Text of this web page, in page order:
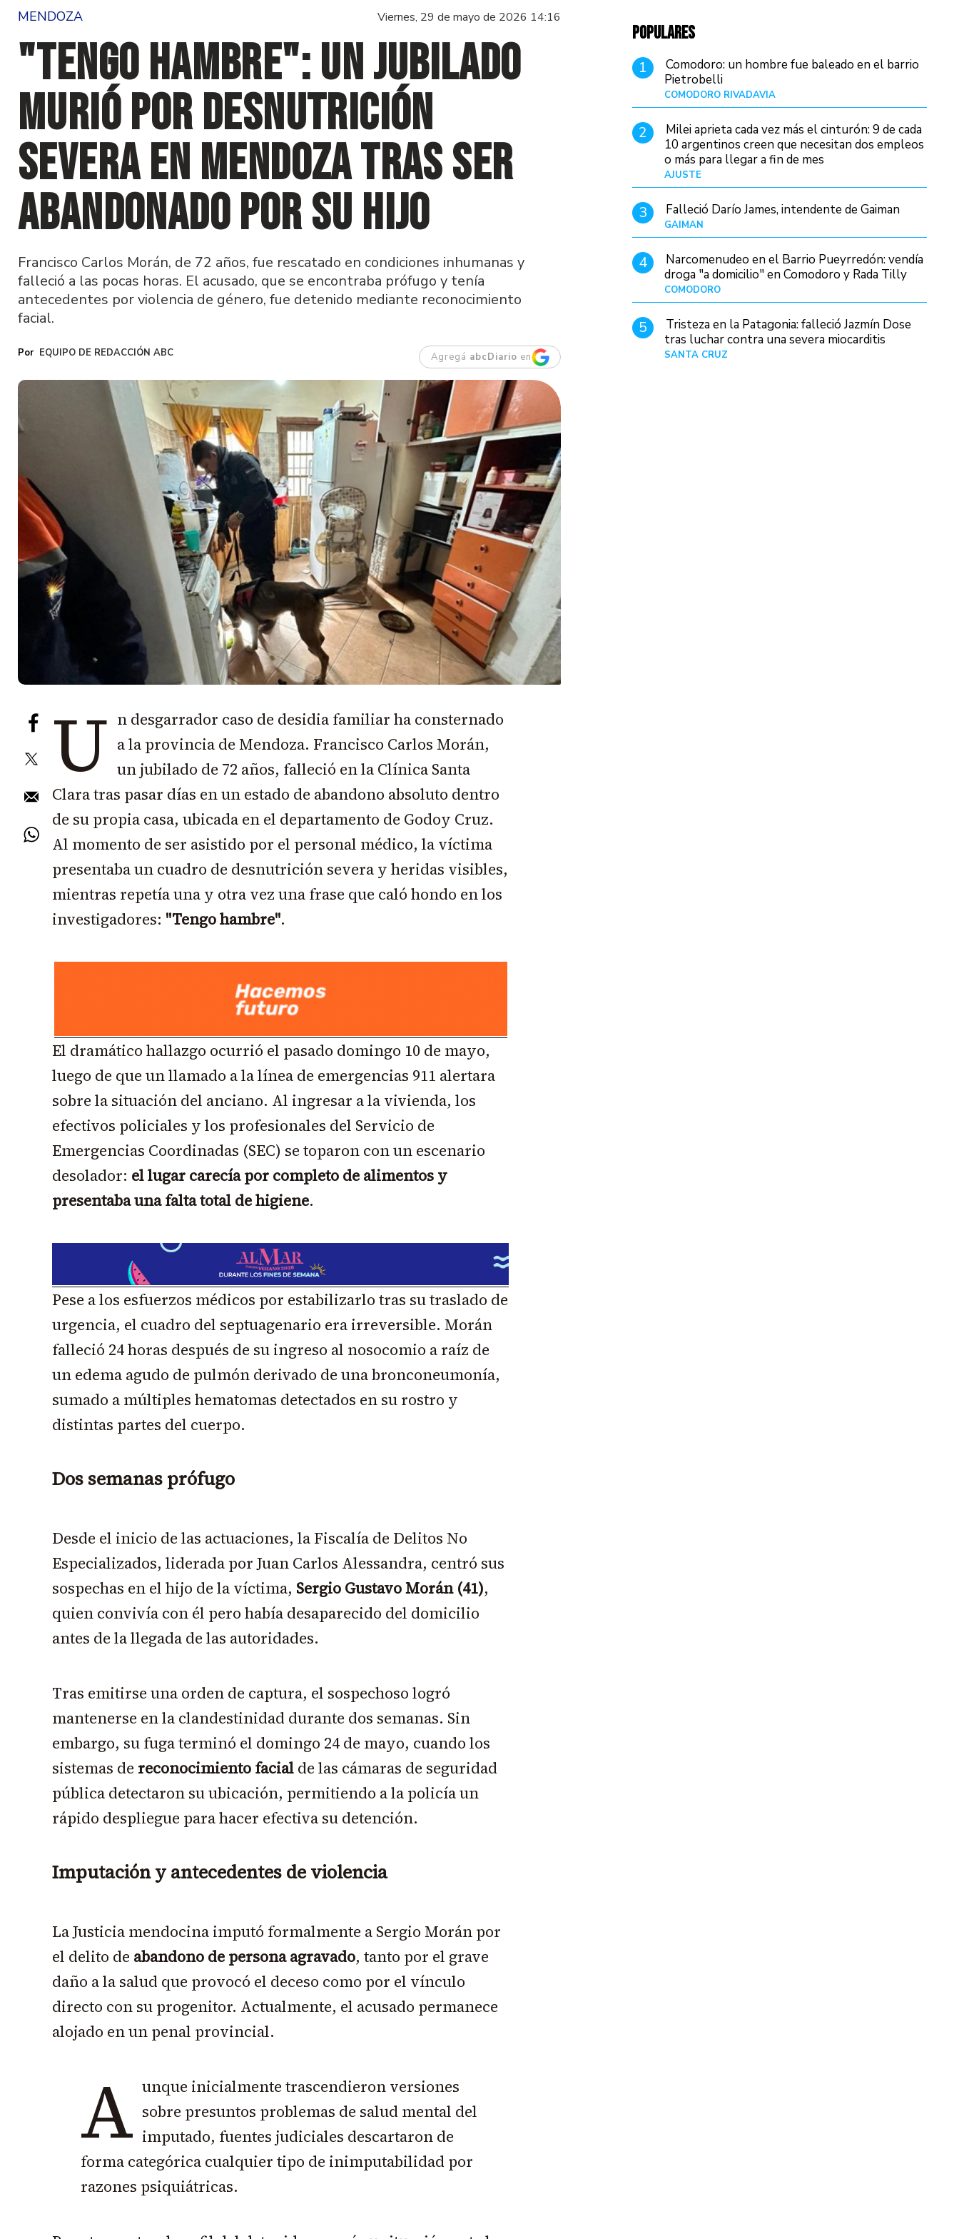
MENDOZA Viernes, 29 de mayo de 2026 14:16
"Tengo hambre": un jubilado
murió por desnutrición
severa en Mendoza tras ser
abandonado por su hijo
Francisco Carlos Morán, de 72 años, fue rescatado en condiciones inhumanas y
falleció a las pocas horas. El acusado, que se encontraba prófugo y tenía
antecedentes por violencia de género, fue detenido mediante reconocimiento
facial.
EQUIPO DE REDACCIÓN ABC Agregá abcDiario en
U n desgarrador caso de desidia familiar ha consternado
a la provincia de Mendoza. Francisco Carlos Morán,
un jubilado de 72 años, falleció en la Clínica Santa
Clara tras pasar días en un estado de abandono absoluto dentro
de su propia casa, ubicada en el departamento de Godoy Cruz.
Al momento de ser asistido por el personal médico, la víctima
presentaba un cuadro de desnutrición severa y heridas visibles,
mientras repetía una y otra vez una frase que caló hondo en los
investigadores: "Tengo hambre".
El dramático hallazgo ocurrió el pasado domingo 10 de mayo,
luego de que un llamado a la línea de emergencias 911 alertara
sobre la situación del anciano. Al ingresar a la vivienda, los
efectivos policiales y los profesionales del Servicio de
Emergencias Coordinadas (SEC) se toparon con un escenario
desolador: el lugar carecía por completo de alimentos y
presentaba una falta total de higiene.
Pese a los esfuerzos médicos por estabilizarlo tras su traslado de
urgencia, el cuadro del septuagenario era irreversible. Morán
falleció 24 horas después de su ingreso al nosocomio a raíz de
un edema agudo de pulmón derivado de una bronconeumonía,
sumado a múltiples hematomas detectados en su rostro y
distintas partes del cuerpo.
Dos semanas prófugo
Desde el inicio de las actuaciones, la Fiscalía de Delitos No
Especializados, liderada por Juan Carlos Alessandra, centró sus
sospechas en el hijo de la víctima, Sergio Gustavo Morán (41),
quien convivía con él pero había desaparecido del domicilio
antes de la llegada de las autoridades.
Tras emitirse una orden de captura, el sospechoso logró
mantenerse en la clandestinidad durante dos semanas. Sin
embargo, su fuga terminó el domingo 24 de mayo, cuando los
sistemas de reconocimiento facial de las cámaras de seguridad
pública detectaron su ubicación, permitiendo a la policía un
rápido despliegue para hacer efectiva su detención.
Imputación y antecedentes de violencia
La Justicia mendocina imputó formalmente a Sergio Morán por
el delito de abandono de persona agravado, tanto por el grave
daño a la salud que provocó el deceso como por el vínculo
directo con su progenitor. Actualmente, el acusado permanece
alojado en un penal provincial.
A unque inicialmente trascendieron versiones
sobre presuntos problemas de salud mental del
imputado, fuentes judiciales descartaron de
forma categórica cualquier tipo de inimputabilidad por
razones psiquiátricas.
POPULARES
1
Comodoro: un hombre fue baleado en el barrio
Pietrobelli
COMODORO RIVADAVIA
2
Milei aprieta cada vez más el cinturón: 9 de cada
10 argentinos creen que necesitan dos empleos
o más para llegar a fin de mes
AJUSTE
3 Falleció Darío James, intendente de Gaiman
GAIMAN
4
Narcomenudeo en el Barrio Pueyrredón: vendía
droga "a domicilio" en Comodoro y Rada Tilly
COMODORO
5
Tristeza en la Patagonia: falleció Jazmín Dose
tras luchar contra una severa miocarditis
SANTA CRUZ